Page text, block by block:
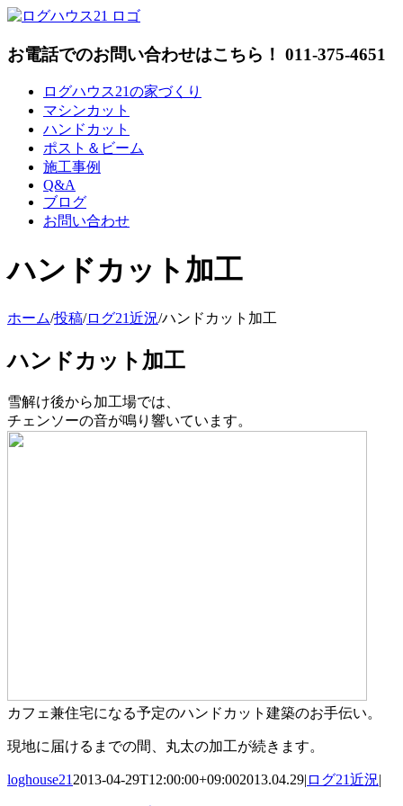
Skip
content
お電話でのお問い合わせはこちら！ 011-375-4651
ログハウス21の家づくり
マシンカット
ハンドカット
ポスト＆ビーム
施工事例
Q&A
ブログ
お問い合わせ
ハンドカット加工
ホーム/投稿/ログ21近況/ハンドカット加工
ハンドカット加工
雪解け後から加工場では、
チェンソーの音が鳴り響いています。
カフェ兼住宅になる予定のハンドカット建築のお手伝い。
現地に届けるまでの間、丸太の加工が続きます。
loghouse21 2013-04-29T12:00:00+09:002013.04.29| ログ21近況|